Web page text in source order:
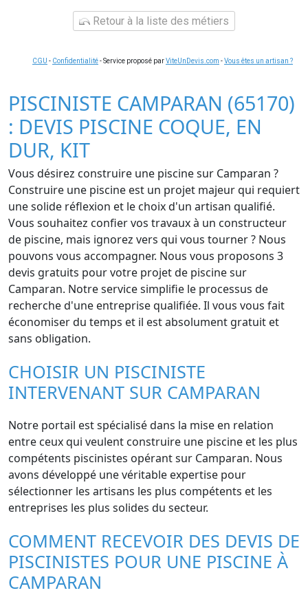
Retour à la liste des métiers
CGU - Confidentialité- Service proposé parViteUnDevis.com -Vous êtes un artisan ?
PISCINISTE CAMPARAN (65170)
: DEVIS PISCINE COQUE, EN
DUR, KIT
Vous désirez construire une piscine sur Camparan ?
Construire une piscine est un projet majeur qui requiert
une solide réflexion et le choix d'un artisan qualifié.
Vous souhaitez confier vos travaux à un constructeur
de piscine, mais ignorez vers qui vous tourner ? Nous
pouvons vous accompagner. Nous vous proposons 3
devis gratuits pour votre projet de piscine sur
Camparan. Notre service simplifie le processus de
recherche d'une entreprise qualifiée. Il vous vous fait
économiser du temps et il est absolument gratuit et
sans obligation.
CHOISIR UN PISCINISTE
INTERVENANT SUR CAMPARAN
Notre portail est spécialisé dans la mise en relation
entre ceux qui veulent construire une piscine et les plus
compétents piscinistes opérant sur Camparan. Nous
avons développé une véritable expertise pour
sélectionner les artisans les plus compétents et les
entreprises les plus solides du secteur.
COMMENT RECEVOIR DES DEVIS DE
PISCINISTES POUR UNE PISCINE À
CAMPARAN